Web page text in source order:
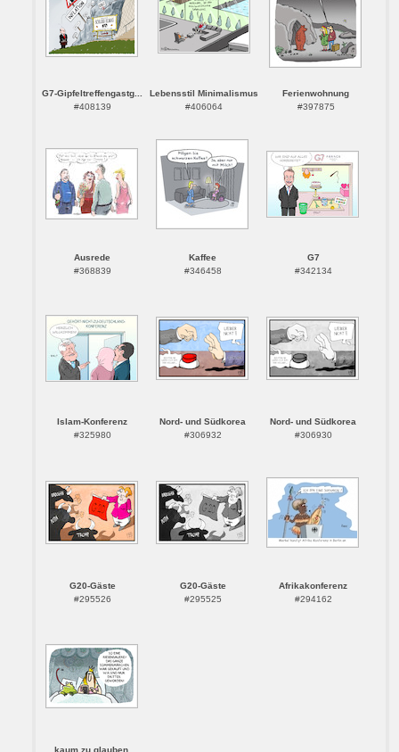
G7-Gipfeltreffengastg...
#408139
Lebensstil Minimalismus
#406064
Ferienwohnung
#397875
Ausrede
#368839
Kaffee
#346458
G7
#342134
Islam-Konferenz
#325980
Nord- und Südkorea
#306932
Nord- und Südkorea
#306930
G20-Gäste
#295526
G20-Gäste
#295525
Afrikakonferenz
#294162
..kaum zu glauben...